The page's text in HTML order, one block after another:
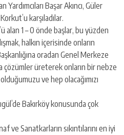
Başar Akıncı, Güler
karşıladılar.
alan 1 – 0 önde başlar, bu yüzden
halkın içerisinde onların
oradan Genel Merkeze
üreterek onların bir nebze
ve hep olacağımızı
Bakırköy konusunda çok
Sanatkarların sıkıntılarını en iyi